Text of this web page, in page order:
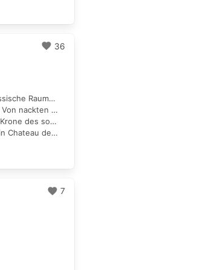
favorite 36
2. Das Minsk - eine weißrussische Raumkapsel
3. Die Freundschaftsinsel – Von nackten Menschen und authentischen Gerüchen
4. Das Hotel Mercure – die Krone des sozialistischen Potsdam
5. Das Landtagsschloss – Ein Chateau der Demokratie
favorite 7